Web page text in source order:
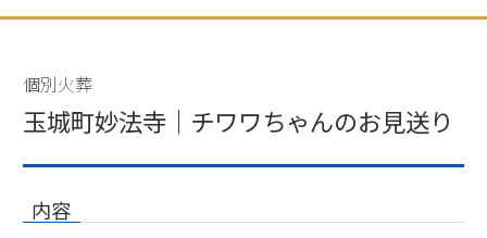
個別火葬
玉城町妙法寺｜チワワちゃんのお見送り
内容